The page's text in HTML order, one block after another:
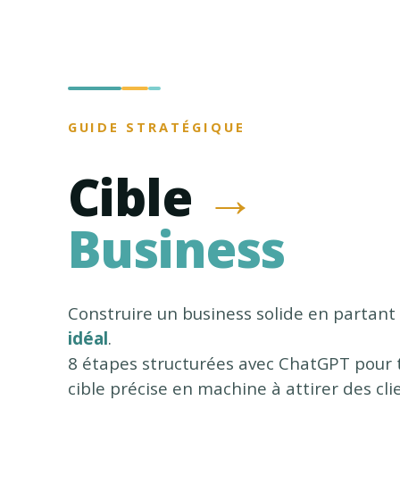
GUIDE STRATÉGIQUE
Cible →
Business
Construire un business solide en
idéal.
8 étapes structurées avec ChatGPT
cible précise en machine à attirer des